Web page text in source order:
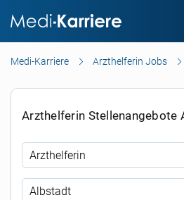
Medi-Karriere Arzthelferin Jobs
Arzthelferin Stellenangebote